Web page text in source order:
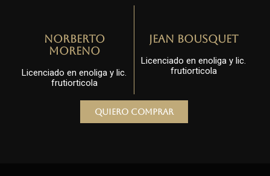
Norberto
Moreno
Licenciado en enoliga y lic.
frutiorticola
Jean Bousquet
Licenciado en enoliga y lic.
frutiorticola
Quiero comprar